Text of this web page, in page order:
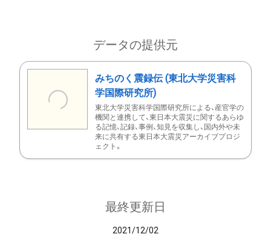
データの提供元
みちのく震録伝 (東北大学災害科
学国際研究所)
東北大学災害科学国際研究所による、産官学の
機関と連携して、東日本大震災に関するあらゆ
る記憶、記録、事例、知見を収集し、国内外や未
来に共有する東日本大震災アーカイブプロジ
ェクト。
最終更新日
2021/12/02